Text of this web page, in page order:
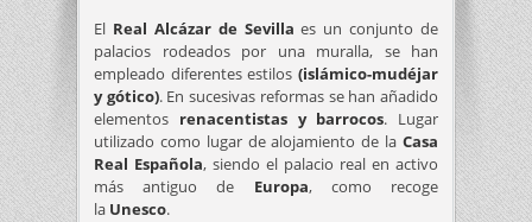
El Real Alcázar de Sevilla es un conjunto de
palacios rodeados por una muralla, se han
empleado diferentes estilos (islámico-mudéjar
y gótico). En sucesivas reformas se han añadido
elementos renacentistas y barrocos. Lugar
utilizado como lugar de alojamiento de la Casa
Real Española, siendo el palacio real en activo
más antiguo de Europa, como recoge
la Unesco.